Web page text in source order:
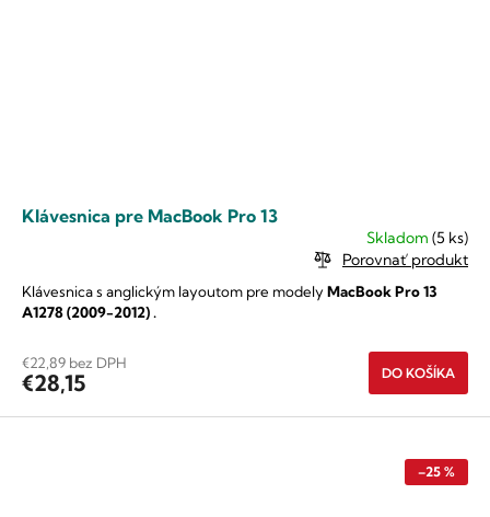
Klávesnica pre MacBook Pro 13
Skladom (5 ks)
Porovnať produkt
€22,89 bez DPH
€28,15 DO KOŠÍKA
Klávesnica s anglickým layoutom pre modelyMacBook Pro 13
A1278 (2009-2012) .
–25 %